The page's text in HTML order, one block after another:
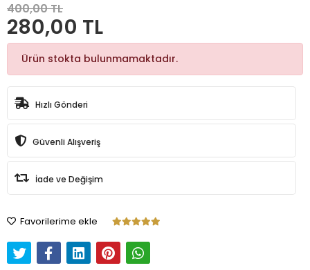
400,00 TL
280,00 TL
Ürün stokta bulunmamaktadır.
Hızlı Gönderi
Güvenli Alışveriş
İade ve Değişim
Favorilerime ekle